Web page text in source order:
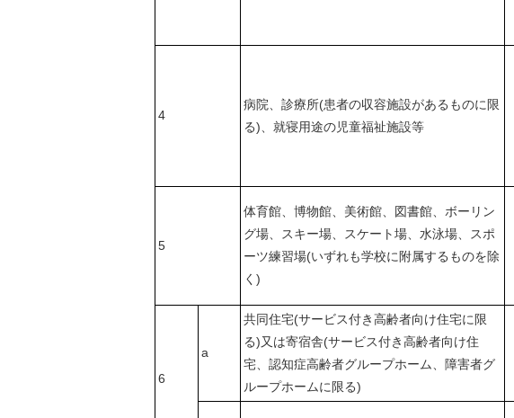
4
病院、診療所(患者の収容施設があるものに限
る)、就寝用途の児童福祉施設等
5
体育館、博物館、美術館、図書館、ボーリン
グ場、スキー場、スケート場、水泳場、スポ
ーツ練習場(いずれも学校に附属するものを除
く)
6
a
共同住宅(サービス付き高齢者向け住宅に限
る)又は寄宿舎(サービス付き高齢者向け住
宅、認知症高齢者グループホーム、障害者グ
ループホームに限る)